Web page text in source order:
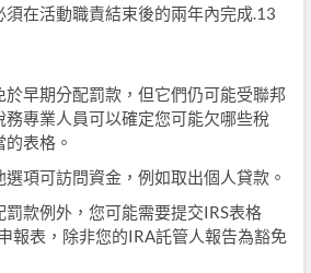
在活動職責結束後的兩年內完成.13
早期分配罰款，但它們仍可能受聯邦
專業人員可以確定您可能欠哪些稅
表格。
項可訪問資金，例如取出個人貸款。
款例外，您可能需要提交IRS表格
報表，除非您的IRA託管人報告為豁免